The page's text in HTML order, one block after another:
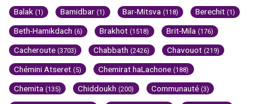
Balak (1) Bamidbar (1) Bar-Mitsva (118) Berechit (1)
Beth-Hamikdach (6) Brakhot (1518) Brit-Mila (176)
Cacheroute (3703) Chabbath (2426) Chavouot (219)
Chémini Atseret (5) Chemirat haLachone (188)
Chemita (135) Chiddoukh (200) Communauté (3)